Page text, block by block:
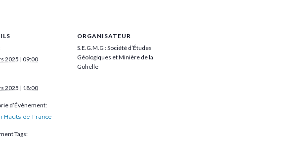
2025 | 09:00
2025 | 18:00
d’Évènement:
Hauts-de-France
Tags:
ORGANISATEUR
S.E.G.M.G : Société d’Études
Géologiques et Minière de la
Gohelle